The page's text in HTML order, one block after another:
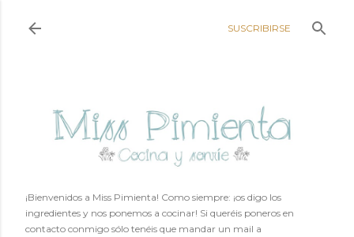
SUSCRIBIRSE
¡Bienvenidos a Miss Pimienta! Como siempre: ¡os digo los
ingredientes y nos ponemos a cocinar! Si queréis poneros en
contacto conmigo sólo tenéis que mandar un mail a